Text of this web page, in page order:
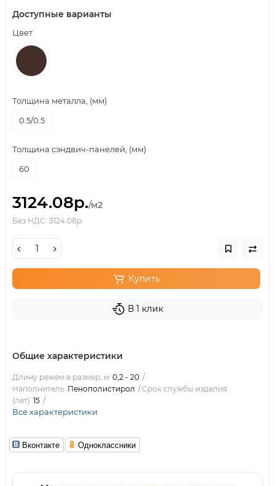
Доступные варианты
Цвет
Толщина металла, (мм)
0.5/0.5
Толщина сэндвич-панелей, (мм)
60
3124.08р./м2
Без НДС: 3124.08р.
Купить
В 1 клик
Общие характеристики
Длину режем в размер, м 0,2 - 20
Наполнитель Пенополистирол
Срок службы изделия
(лет) 15
Все характеристики
Вконтакте Одноклассники